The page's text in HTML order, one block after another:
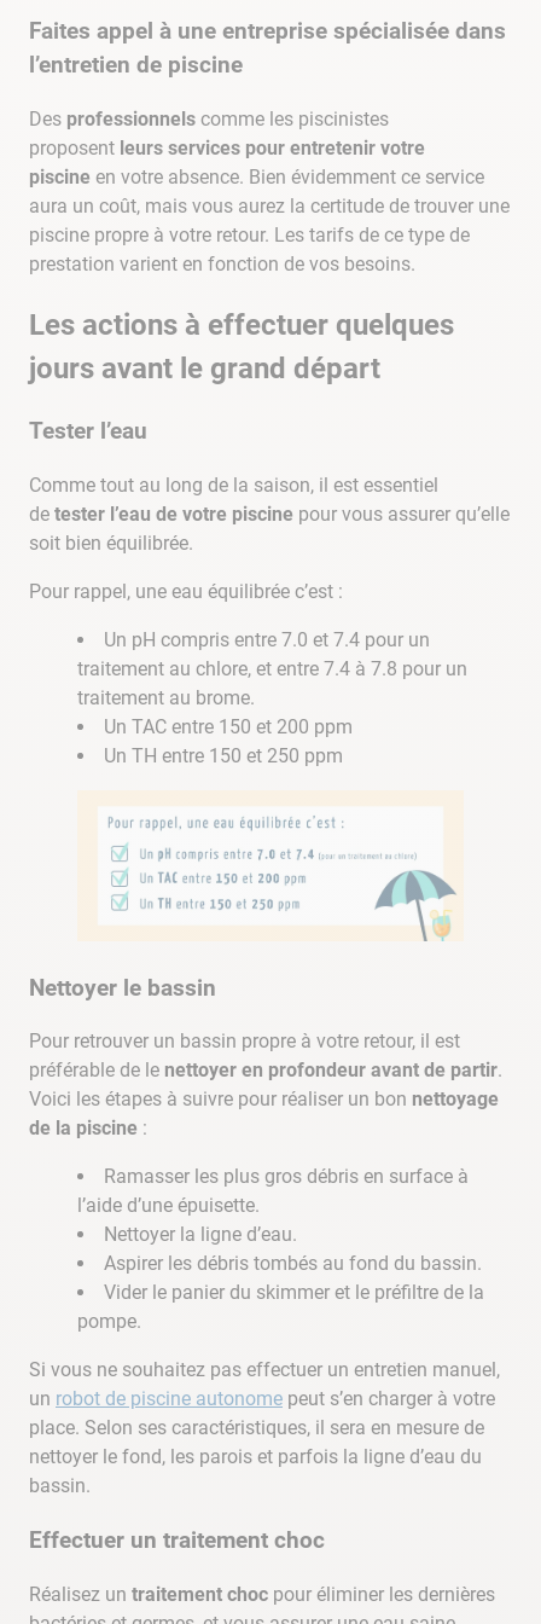
Faites appel à une entreprise spécialisée dans
l’entretien de piscine
Des professionnels comme les piscinistes
proposent leurs services pour entretenir votre
piscine en votre absence. Bien évidemment ce service
aura un coût, mais vous aurez la certitude de trouver une
piscine propre à votre retour. Les tarifs de ce type de
prestation varient en fonction de vos besoins.
Les actions à effectuer quelques
jours avant le grand départ
Tester l’eau
Comme tout au long de la saison, il est essentiel
de tester l’eau de votre piscine pour vous assurer qu’elle
soit bien équilibrée.
Pour rappel, une eau équilibrée c’est :
Un pH compris entre 7.0 et 7.4 pour un
traitement au chlore, et entre 7.4 à 7.8 pour un
traitement au brome.
Un TAC entre 150 et 200 ppm
Un TH entre 150 et 250 ppm
Nettoyer le bassin
Pour retrouver un bassin propre à votre retour, il est
préférable de le nettoyer en profondeur avant de partir.
Voici les étapes à suivre pour réaliser un bon nettoyage
de la piscine :
Ramasser les plus gros débris en surface à
l’aide d’une épuisette.
Nettoyer la ligne d’eau.
Aspirer les débris tombés au fond du bassin.
Vider le panier du skimmer et le préfiltre de la
pompe.
Si vous ne souhaitez pas effectuer un entretien manuel,
un robot de piscine autonome peut s’en charger à votre
place. Selon ses caractéristiques, il sera en mesure de
nettoyer le fond, les parois et parfois la ligne d’eau du
bassin.
Effectuer un traitement choc
Réalisez un traitement choc pour éliminer les dernières